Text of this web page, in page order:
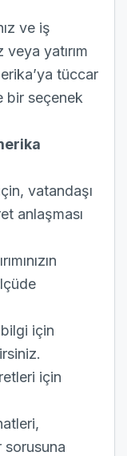
ve iş
yatırım
tüccar
bir seçenek
vatandaşı
anlaşması
için
için
sorusuna